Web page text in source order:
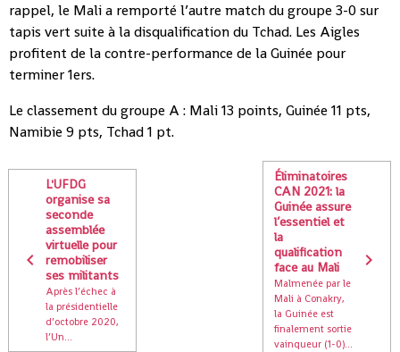
rappel, le Mali a remporté l’autre match du groupe 3-0 sur
tapis vert suite à la disqualification du Tchad. Les Aigles
profitent de la contre-performance de la Guinée pour
terminer 1ers.
Le classement du groupe A : Mali 13 points, Guinée 11 pts,
Namibie 9 pts, Tchad 1 pt.
L'UFDG
organise sa
seconde
assemblée
virtuelle pour
remobiliser
ses militants
Après l’échec à
la présidentielle
d’octobre 2020,
l’Un...
Éliminatoires
CAN 2021: la
Guinée assure
l’essentiel et
la
qualification
face au Mali
Malmenée par le
Mali à Conakry,
la Guinée est
finalement sortie
vainqueur (1-0)...